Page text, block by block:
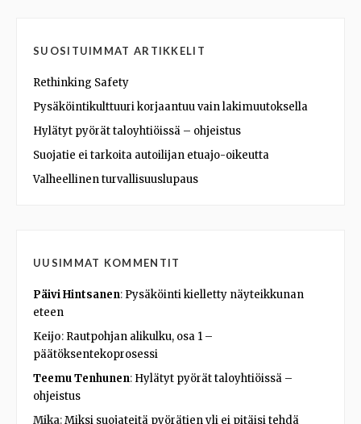
SUOSITUIMMAT ARTIKKELIT
Rethinking Safety
Pysäköintikulttuuri korjaantuu vain lakimuutoksella
Hylätyt pyörät taloyhtiöissä – ohjeistus
Suojatie ei tarkoita autoilijan etuajo-oikeutta
Valheellinen turvallisuuslupaus
UUSIMMAT KOMMENTIT
Päivi Hintsanen: Pysäköinti kielletty näyteikkunan
eteen
Keijo: Rautpohjan alikulku, osa 1 –
päätöksentekoprosessi
Teemu Tenhunen: Hylätyt pyörät taloyhtiöissä –
ohjeistus
Mika:Miksi suojateitä pyörätien yli ei pitäisi tehdä